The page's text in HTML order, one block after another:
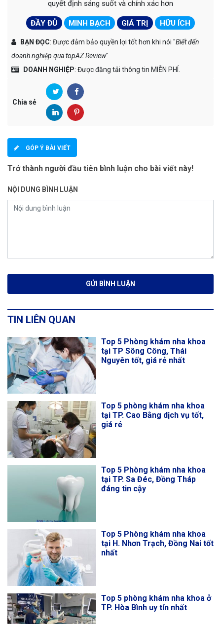
quyết định sáng suốt và chính xác hơn
ĐẦY ĐỦ MINH BẠCH GIÁ TRỊ HỮU ÍCH
BẠN ĐỌC: Được đảm bảo quyền lợi tốt hơn khi nói "Biết đến
doanh nghiệp qua topAZ Review"
DOANH NGHIỆP: Được đăng tải thông tin MIỄN PHÍ.
Chia sẻ
GÓP Ý BÀI VIẾT
Trở thành người đầu tiên bình luận cho bài viết này!
NỘI DUNG BÌNH LUẬN
TIN LIÊN QUAN
Top 5 Phòng khám nha khoa
tại TP Sông Công, Thái
Nguyên tốt, giá rẻ nhất
Top 5 phòng khám nha khoa
tại TP. Cao Bằng dịch vụ tốt,
giá rẻ
Top 5 Phòng khám nha khoa
tại TP. Sa Đéc, Đồng Tháp
đáng tin cậy
Top 5 Phòng khám nha khoa
tại H. Nhơn Trạch, Đồng Nai tốt
nhất
Top 5 phòng khám nha khoa ở
TP. Hòa Bình uy tín nhất